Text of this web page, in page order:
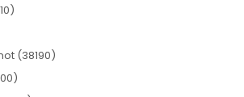
(38190)